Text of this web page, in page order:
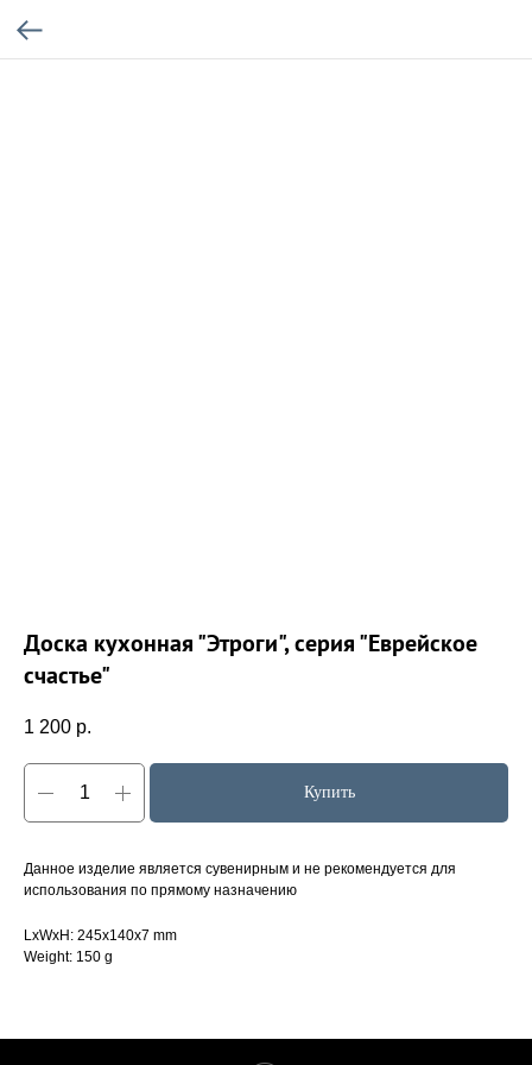
Доска кухонная "Этроги", серия "Еврейское
счастье"
1 200 р.
Купить
Данное изделие является сувенирным и не рекомендуется для
использования по прямому назначению
LxWxH: 245x140x7 mm
Weight: 150 g